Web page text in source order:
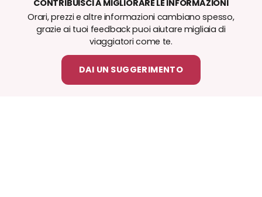
CONTRIBUISCI A MIGLIORARE LE INFORMAZIONI
Orari, prezzi e altre informazioni cambiano spesso,
grazie ai tuoi feedback puoi aiutare migliaia di
viaggiatori come te.
DAI UN SUGGERIMENTO